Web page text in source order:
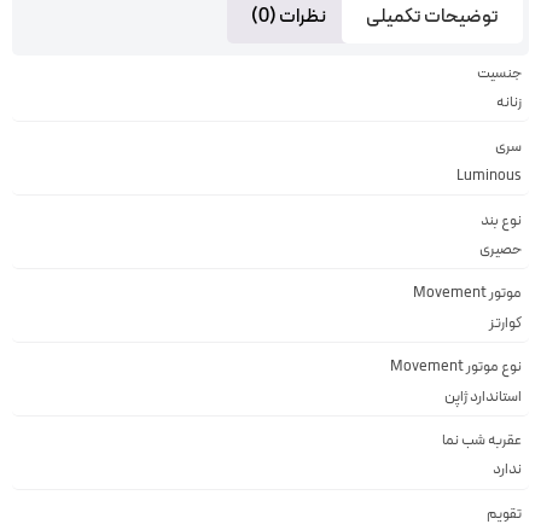
توضیحات تکمیلی نظرات (0)
جنسیت
زنانه
سری
Luminous
نوع بند
حصیری
موتور Movement
کوارتز
نوع موتور Movement
استاندارد ژاپن
عقربه شب نما
ندارد
تقویم